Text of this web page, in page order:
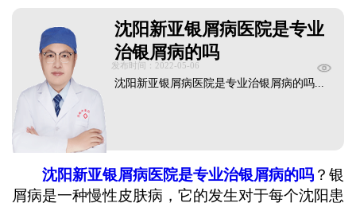
沈阳新亚银屑病医院是专业
治银屑病的吗
发布时间：2022-05-06
沈阳新亚银屑病医院是专业治银屑病的吗...
沈阳新亚银屑病医院是专业治银屑病的吗？银
屑病是一种慢性皮肤病，它的发生对于每个沈阳患